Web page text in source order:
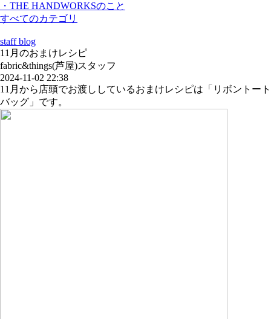
・THE HANDWORKSのこと
すべてのカテゴリ
staff blog
11月のおまけレシピ
fabric&things(芦屋)スタッフ
2024-11-02 22:38
11月から店頭でお渡ししているおまけレシピは「リボントート
バッグ」です。